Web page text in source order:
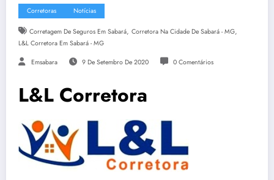
Corretoras Notícias
Corretagem De Seguros Em Sabará, Corretora Na Cidade De Sabará - MG,
L&L Corretora Em Sabará - MG
Emsabara 9 De Setembro De 2020 0 Comentários
L&L Corretora